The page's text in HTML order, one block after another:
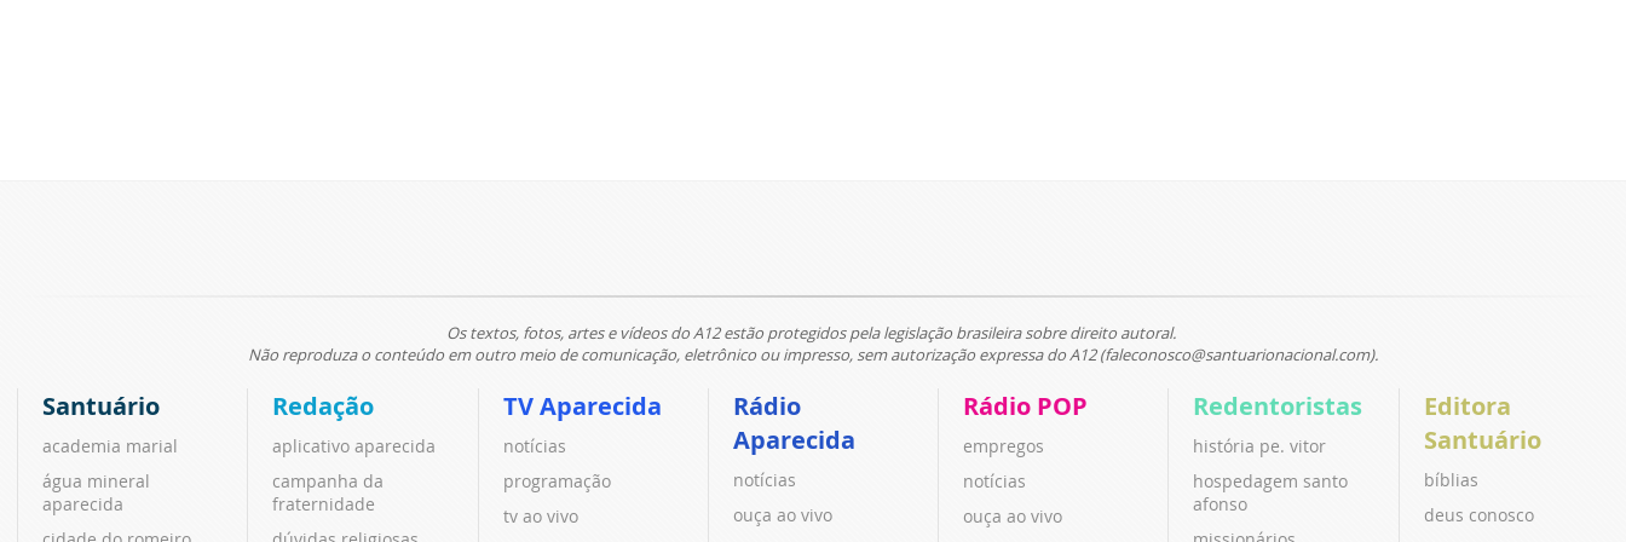
Os textos, fotos, artes e vídeos do A12 estão protegidos pela legislação brasileira sobre direito autoral.
Não reproduza o conteúdo em outro meio de comunicação, eletrônico ou impresso, sem autorização expressa do A12 (faleconosco@santuarionacional.com).
Santuário
academia marial
água mineral
aparecida
Redação
aplicativo aparecida
campanha da
fraternidade
TV Aparecida
notícias
programação
tv ao vivo
Rádio
Aparecida
notícias
ouça ao vivo
Rádio POP
empregos
notícias
ouça ao vivo
Redentoristas
história pe. vitor
hospedagem santo
afonso
Editora
Santuário
bíblias
deus conosco